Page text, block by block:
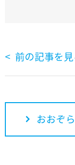
前の記事を見
おおぞ